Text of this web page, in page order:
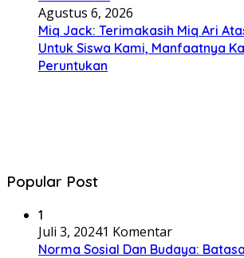
Agustus 6, 2026
Miq Jack: Terimakasih Miq Ari
Untuk Siswa Kami, Manfaatnya
Peruntukan
Popular Post
1
Juli 3, 20241 Komentar
Norma Sosial Dan Budaya: